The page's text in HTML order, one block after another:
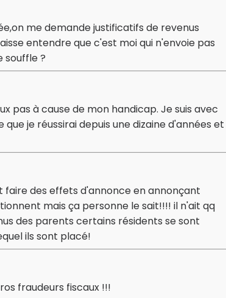
me demande justificatifs de revenus
entendre que c'est moi qui n'envoie pas
souffle ?
pas à cause de mon handicap. Je suis avec
je réussirai depuis une dizaine d'années et
des effets d'annonce en annonçant
mais ça personne le sait!!!! il n'ait qq
des parents certains résidents se sont
ils sont placé!
fraudeurs fiscaux !!!